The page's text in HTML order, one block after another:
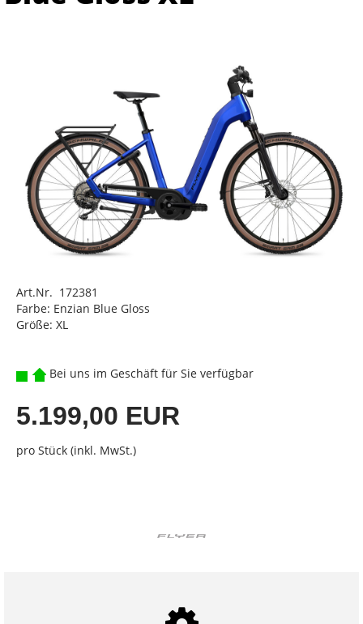
Art.Nr. 172381
Farbe: Enzian Blue Gloss
Größe: XL
Bei uns im Geschäft für Sie verfügbar
5.199,00 EUR
pro Stück (inkl. MwSt.)